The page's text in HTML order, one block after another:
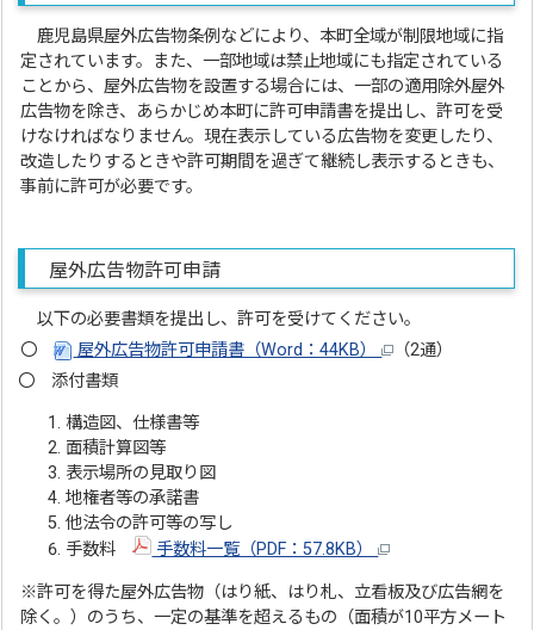
鹿児島県屋外広告物条例などにより、本町全域が制限地域に指
定されています。また、一部地域は禁止地域にも指定されている
ことから、屋外広告物を設置する場合には、一部の適用除外屋外
広告物を除き、あらかじめ本町に許可申請書を提出し、許可を受
けなければなりません。現在表示している広告物を変更したり、
改造したりするときや許可期間を過ぎて継続し表示するときも、
事前に許可が必要です。
屋外広告物許可申請
以下の必要書類を提出し、許可を受けてください。
〇
屋外広告物許可申請書（Word：44KB）
（2通）
〇 添付書類
構造図、仕様書等
面積計算図等
表示場所の見取り図
地権者等の承諾書
他法令の許可等の写し
手数料
手数料一覧（PDF：57.8KB）
※許可を得た屋外広告物（はり紙、はり札、立看板及び広告網を
除く。）のうち、一定の基準を超えるもの（面積が10平方メート